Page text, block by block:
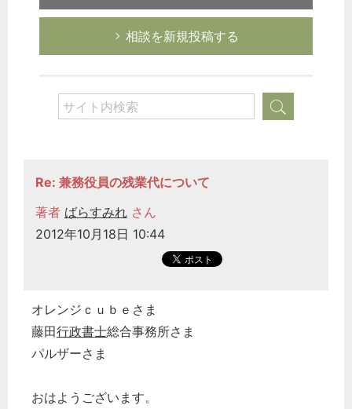
相談を新規投稿する
Re: 兼務役員の残業代について
著者 ばらすみれ さん
2012年10月18日 10:44
オレンジｃｕｂｅさま
藤田行政書士総合事務所さま
パルザーさま
おはようございます。
選択してください